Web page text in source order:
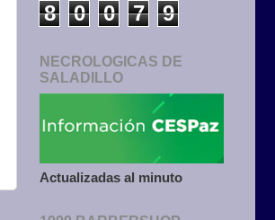
8 0 0 7 9
NECROLOGICAS DE
SALADILLO
Actualizadas al minuto